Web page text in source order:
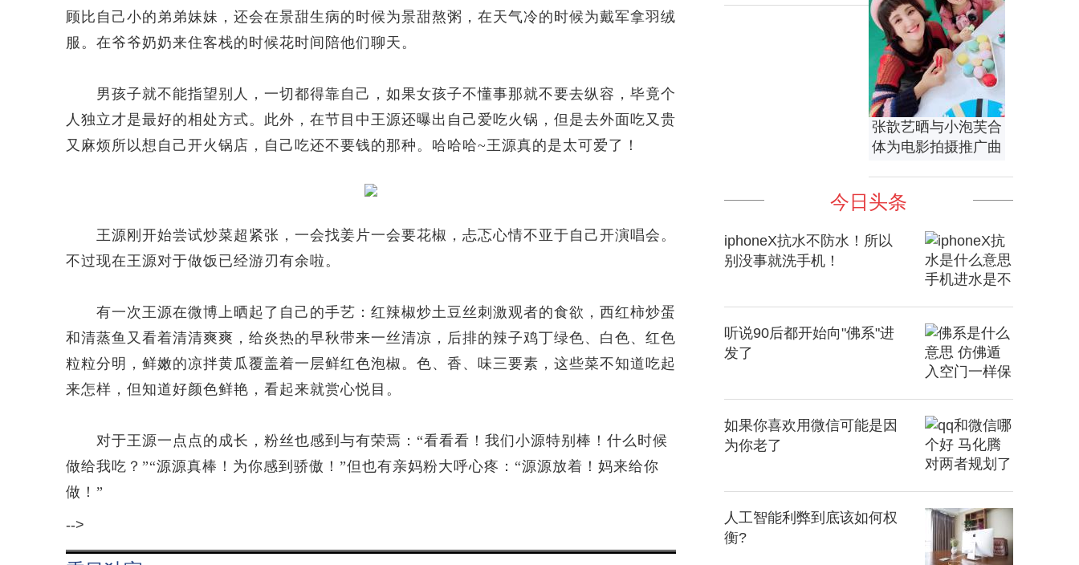
顾比自己小的弟弟妹妹，还会在景甜生病的时候为景甜熬粥，在天气冷的时候为戴军拿羽绒
服。在爷爷奶奶来住客栈的时候花时间陪他们聊天。
男孩子就不能指望别人，一切都得靠自己，如果女孩子不懂事那就不要去纵容，毕竟个
人独立才是最好的相处方式。此外，在节目中王源还曝出自己爱吃火锅，但是去外面吃又贵
又麻烦所以想自己开火锅店，自己吃还不要钱的那种。哈哈哈~王源真的是太可爱了！
王源刚开始尝试炒菜超紧张，一会找姜片一会要花椒，忐忑心情不亚于自己开演唱会。
不过现在王源对于做饭已经游刃有余啦。
有一次王源在微博上晒起了自己的手艺：红辣椒炒土豆丝刺激观者的食欲，西红柿炒蛋
和清蒸鱼又看着清清爽爽，给炎热的早秋带来一丝清凉，后排的辣子鸡丁绿色、白色、红色
粒粒分明，鲜嫩的凉拌黄瓜覆盖着一层鲜红色泡椒。色、香、味三要素，这些菜不知道吃起
来怎样，但知道好颜色鲜艳，看起来就赏心悦目。
对于王源一点点的成长，粉丝也感到与有荣焉：“看看看！我们小源特别棒！什么时候
做给我吃？”“源源真棒！为你感到骄傲！”但也有亲妈粉大呼心疼：“源源放着！妈来给你
做！”
-->
张歆艺晒与小泡芙合
体为电影拍摄推广曲
今日头条
iphoneX抗水不防水！所以
别没事就洗手机！
听说90后都开始向"佛系"进
发了
如果你喜欢用微信可能是因
为你老了
人工智能利弊到底该如何权
衡?